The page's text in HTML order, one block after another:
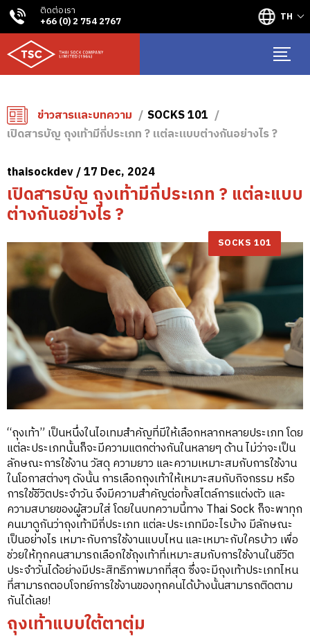
ติดต่อเรา
+66 (0) 2 754 2767 TH
ข่าวสารและบทความ
SOCKS 101
เปิดสารบัญ ถุงเท้ามีกี่ประเภท ? แต่ละแบบต่างกันอย่างไร ?
thaisockdev / 17 Dec, 2024
เปิดสารบัญ ถุงเท้ามีกี่ประเภท ? แต่ละแบบ
ต่างกันอย่างไร ?
SOCKS 101
“ถุงเท้า” เป็นหนึ่งในไอเทมสำคัญที่มีให้เลือกหลากหลายประเภท โดย
แต่ละประเภทนั้นก็จะมีความแตกต่างกันในหลายๆ ด้าน ไม่ว่าจะเป็น
ลักษณะการใช้งาน วัสดุ ความยาว และความเหมาะสมกับการใช้งาน
ในโอกาสต่างๆ ดังนั้น การเลือกถุงเท้าให้เหมาะสมกับกิจกรรม หรือ
การใช้ชีวิตประจำวัน จึงมีความสำคัญต่อทั้งสไตล์การแต่งตัว และ
ความสบายของผู้สวมใส่ โดยในบทความนี้ทาง Thai Sock ก็จะพาทุก
คนมาดูกันว่าถุงเท้ามีกี่ประเภท แต่ละประเภทมีอะไรบ้าง มีลักษณะ
เป็นอย่างไร เหมาะกับการใช้งานแบบไหน และเหมาะกับใครบ้าว เพื่อ
ช่วยให้ทุกคนสามารถเลือกใช้ถุงเท้าที่เหมาะสมกับการใช้งานในชีวิต
ประจำวันได้อย่างมีประสิทธิภาพมากที่สุด ซึ่งจะมีถุงเท้าประเภทไหน
ที่สามารถตอบโจทย์การใช้งานของทุกคนได้บ้างนั้นสามารถติดตาม
กันได้เลย!
ถุงเท้าแบบใต้ตาตุ่ม